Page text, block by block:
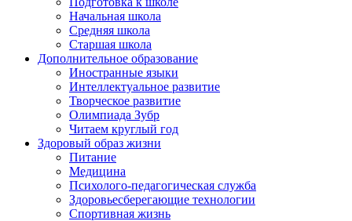
Начальная школа
Средняя школа
Старшая школа
Дополнительное образование
Иностранные языки
Интеллектуальное развитие
Творческое развитие
Олимпиада Зубр
Читаем круглый год
Здоровый образ жизни
Питание
Медицина
Психолого-педагогическая служба
Здоровьесберегающие технологии
Спортивная жизнь